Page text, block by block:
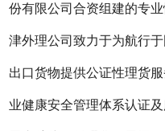
份有限公司合资组建的专
津外理公司致力于为航行
出口货物提供公证性理货
业健康安全管理体系认证